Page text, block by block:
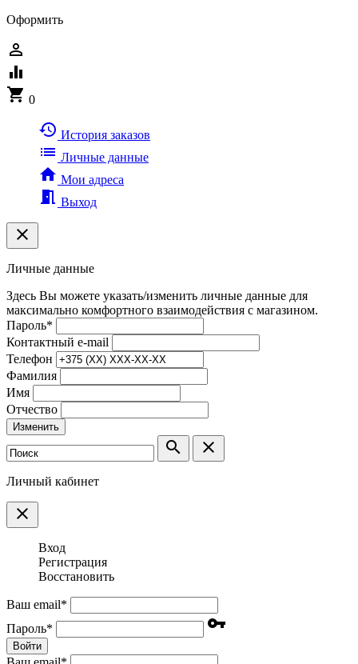
Оформить
person_outline
equalizer
shopping_cart 0
history История заказов
list Личные данные
home Мои адреса
meeting_room Выход
clear
Личные данные
Здесь Вы можете указать/изменить личные данные для
максимально комфортного взаимодействия с магазином.
Пароль*
Контактный e-mail
Телефон
Фамилия
Имя
Отчество
Изменить
search clear
Личный кабинет
clear
Вход
Регистрация
Восстановить
Ваш email*
Пароль* vpn_key
Войти